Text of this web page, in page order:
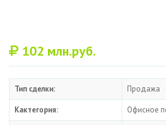
102 млн.руб.
Тип сделки: Продажа
Кактегория: Офисное